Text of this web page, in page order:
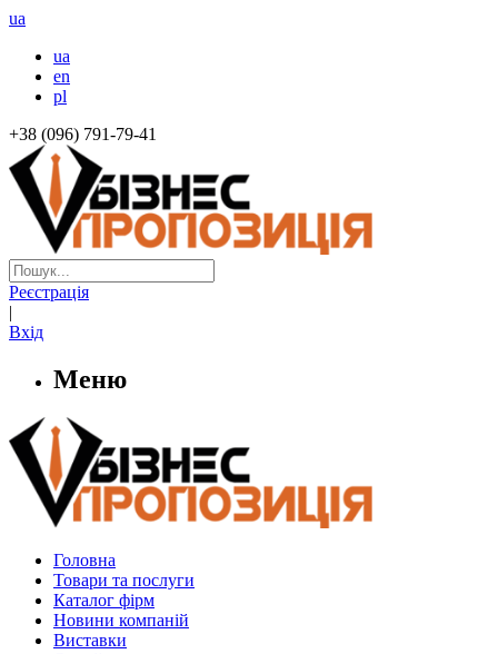
ua
ua
en
pl
+38 (096) 791-79-41
Реєстрація
|
Вхід
Меню
Головна
Товари та послуги
Каталог фірм
Новини компаній
Виставки